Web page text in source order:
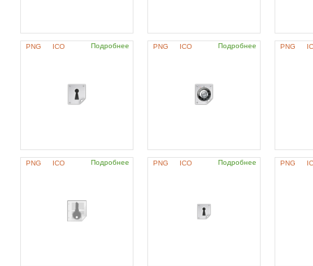
PNG ICO Подробнее PNG ICO Подробнее PNG
PNG ICO Подробнее PNG ICO Подробнее PNG